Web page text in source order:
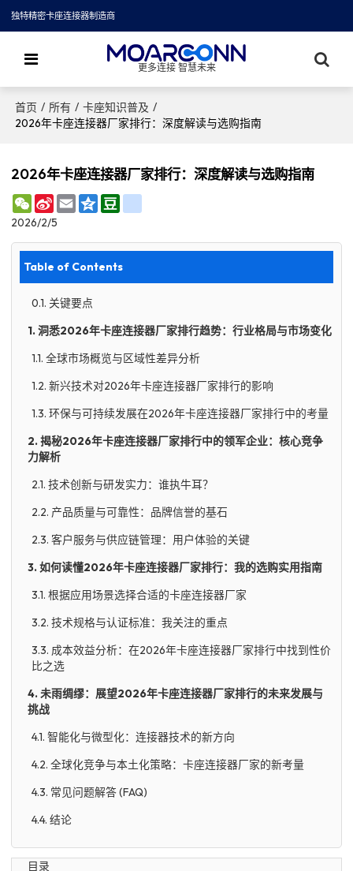
独特精密卡座连接器制造商
更多连接 智慧未来
首页 / 所有 / 卡座知识普及 /
2026年卡座连接器厂家排行：深度解读与选购指南
2026年卡座连接器厂家排行：深度解读与选购指南
WeChat
Sina
Weibo
EmailQzone
2026/2/5
Table of Contents
0.1. 关键要点
1. 洞悉2026年卡座连接器厂家排行趋势：行业格局与市场变化
1.1. 全球市场概览与区域性差异分析
1.2. 新兴技术对2026年卡座连接器厂家排行的影响
1.3. 环保与可持续发展在2026年卡座连接器厂家排行中的考量
2. 揭秘2026年卡座连接器厂家排行中的领军企业：核心竞争
力解析
2.1. 技术创新与研发实力：谁执牛耳？
2.2. 产品质量与可靠性：品牌信誉的基石
2.3. 客户服务与供应链管理：用户体验的关键
3. 如何读懂2026年卡座连接器厂家排行：我的选购实用指南
3.1. 根据应用场景选择合适的卡座连接器厂家
3.2. 技术规格与认证标准：我关注的重点
3.3. 成本效益分析：在2026年卡座连接器厂家排行中找到性价
比之选
4. 未雨绸缪：展望2026年卡座连接器厂家排行的未来发展与
挑战
4.1. 智能化与微型化：连接器技术的新方向
4.2. 全球化竞争与本土化策略：卡座连接器厂家的新考量
4.3. 常见问题解答 (FAQ)
4.4. 结论
目录